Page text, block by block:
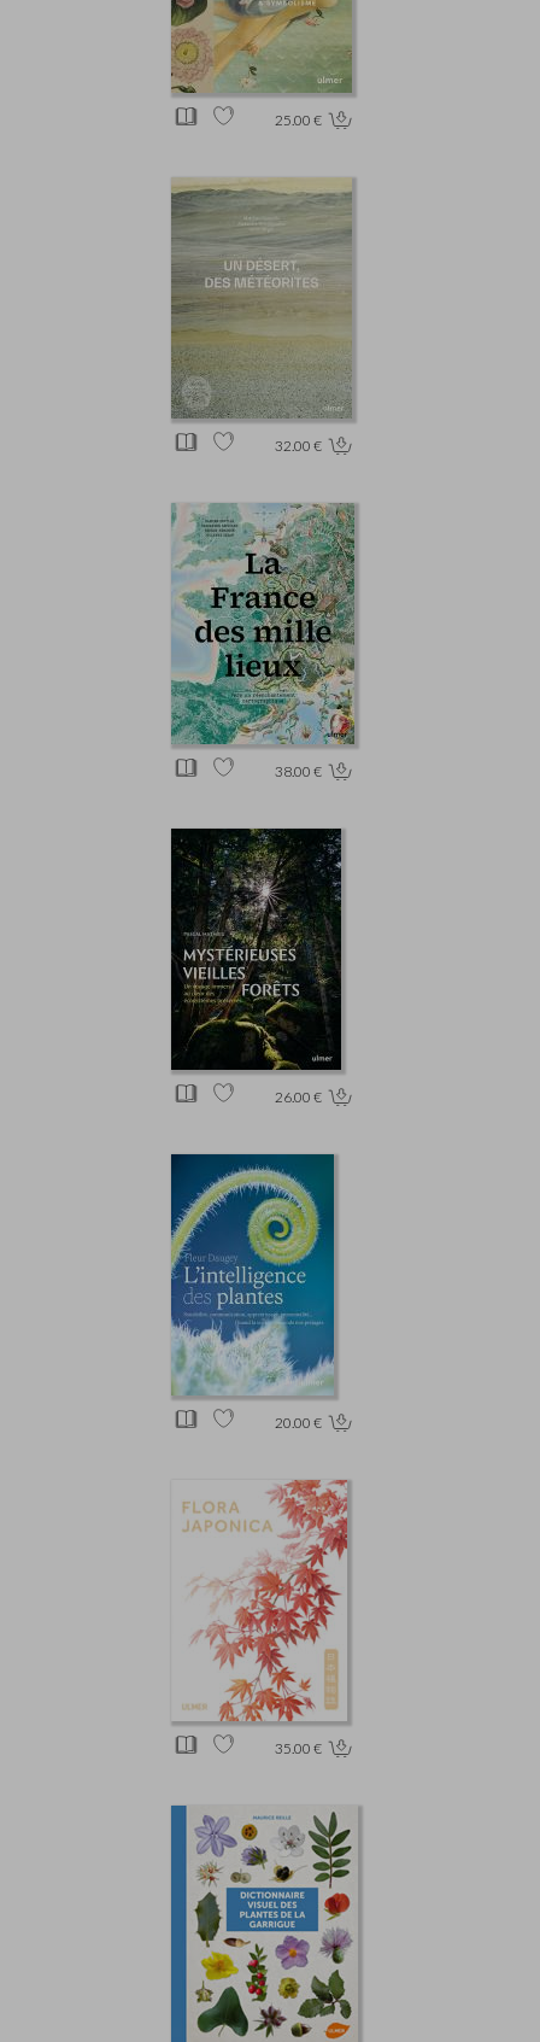
25.00 €
32.00 €
38.00 €
26.00 €
20.00 €
35.00 €